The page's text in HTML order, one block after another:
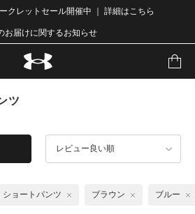
クレットセール開催中 ｜ 詳細はこちら
お届けに関するお知らせ
ツ
レビュー良い順
ショートパンツ ブラウン ブルー